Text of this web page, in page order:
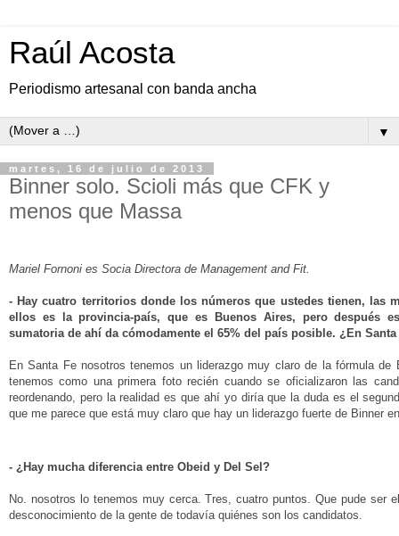
Raúl Acosta
Periodismo artesanal con banda ancha
▼
martes, 16 de julio de 2013
Binner solo. Scioli más que CFK y
menos que Massa
Mariel Fornoni es Socia Directora de Management and Fit.
- Hay cuatro territorios donde los números que ustedes tienen, las
ellos es la provincia-país, que es Buenos Aires, pero después
sumatoria de ahí da cómodamente el 65% del país posible. ¿En
En Santa Fe nosotros tenemos un liderazgo muy claro de la fórmula de
tenemos como una primera foto recién cuando se oficializaron las
reordenando, pero la realidad es que ahí yo diría que la duda es el
que me parece que está muy claro que hay un liderazgo fuerte de Binner
- ¿Hay mucha diferencia entre Obeid y Del Sel?
No. nosotros lo tenemos muy cerca. Tres, cuatro puntos. Que pude ser
desconocimiento de la gente de todavía quiénes son los candidatos.